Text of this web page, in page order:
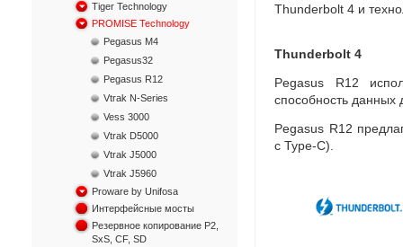
Tiger Technology
PROMISE Technology
Pegasus M4
Pegasus32
Pegasus R12
Vtrak N-Series
Vess 3000
Vtrak D5000
Vtrak J5000
Vtrak J5960
Proware by Unifosa
Интерфейсные мосты
Резервное копирование P2,
SxS, CF, SD
Thunderbolt 4 и
Thunderbolt 4
Pegasus R12
способность
Pegasus R12
с Type-C).